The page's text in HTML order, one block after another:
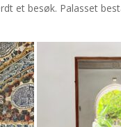
et besøk. Palasset